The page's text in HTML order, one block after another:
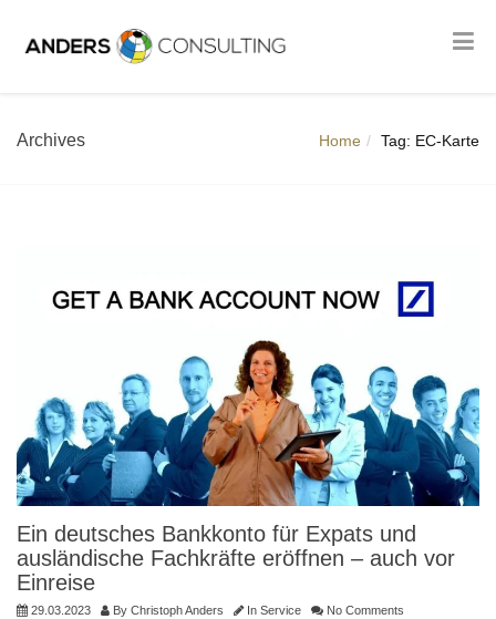
Archives Home Tag: EC-Karte
Ein deutsches Bankkonto für Expats und
ausländische Fachkräfte eröffnen – auch vor
Einreise
29.03.2023 By Christoph Anders In Service No Comments